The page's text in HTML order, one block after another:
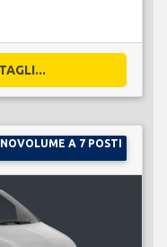
A 7 POSTI